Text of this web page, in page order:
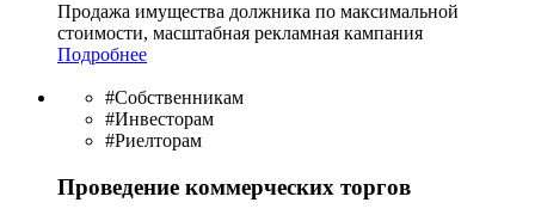
Продажа имущества должника по максимальной
стоимости, масштабная рекламная кампания
Подробнее
#Собственникам
#Инвесторам
#Риелторам
Проведение коммерческих торгов